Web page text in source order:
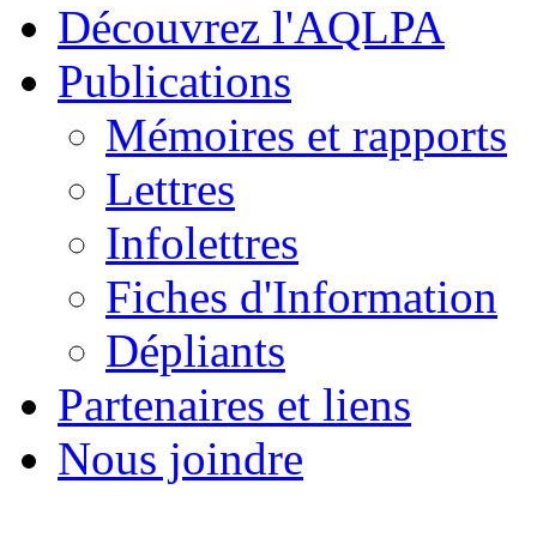
Découvrez l'AQLPA
Publications
Mémoires et rapports
Lettres
Infolettres
Fiches d'Information
Dépliants
Partenaires et liens
Nous joindre